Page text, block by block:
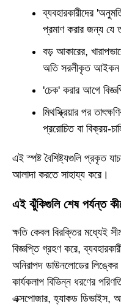
ব্যবহারকারীদের
প্রমাণ করার জন্য যে
বড় আকারের,
অতি সরলীকৃত
'চেক' করার আগে
মিথস্ক্রিয়ার পর
প্ররোচিত বা বিক্রয়-
এই স্পষ্ট বৈশিষ্ট্যগুলি প্রকৃত
আলাদা করতে সাহায্য করে।
এই ঝুঁকিগুলি শেষ পর্যন্ত
ক্ষতি কেবল বিরক্তির মধ্যেই
বিজ্ঞপ্তি গ্রহণ করে,
অনিরাপদ ডাউনলোডের
কার্যকলাপ বিভিন্ন ধরণের
এক্সপোজার, হ্যাকড ডিভাইস,